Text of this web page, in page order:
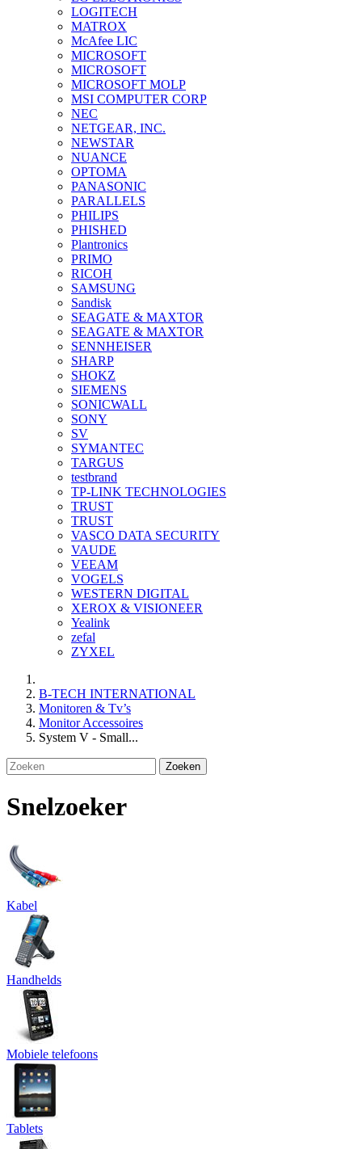
LOGITECH
MATROX
McAfee LIC
MICROSOFT
MICROSOFT
MICROSOFT MOLP
MSI COMPUTER CORP
NEC
NETGEAR, INC.
NEWSTAR
NUANCE
OPTOMA
PANASONIC
PARALLELS
PHILIPS
PHISHED
Plantronics
PRIMO
RICOH
SAMSUNG
Sandisk
SEAGATE & MAXTOR
SEAGATE & MAXTOR
SENNHEISER
SHARP
SHOKZ
SIEMENS
SONICWALL
SONY
SV
SYMANTEC
TARGUS
testbrand
TP-LINK TECHNOLOGIES
TRUST
TRUST
VASCO DATA SECURITY
VAUDE
VEEAM
VOGELS
WESTERN DIGITAL
XEROX & VISIONEER
Yealink
zefal
ZYXEL
B-TECH INTERNATIONAL
Monitoren & Tv’s
Monitor Accessoires
System V - Small...
Zoeken
Snelzoeker
Kabel
Handhelds
Mobiele telefoons
Tablets